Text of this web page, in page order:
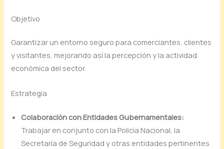
Objetivo
Garantizar un entorno seguro para comerciantes, clientes
y visitantes, mejorando así la percepción y la actividad
económica del sector.
Estrategia
Colaboración con Entidades Gubernamentales:
Trabajar en conjunto con la Policía Nacional, la
Secretaría de Seguridad y otras entidades pertinentes